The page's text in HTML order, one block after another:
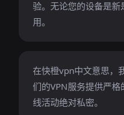
验。无论您的设备是
用。
在快橙vpn中文意思，
们的VPN服务提供严
线活动绝对私密。